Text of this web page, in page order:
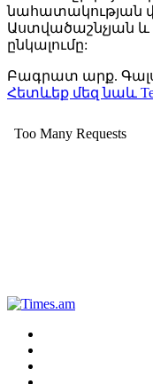
նահատակության
Աստվածաշնչյան և
ընկալումը:
Բագրատ արք.
Հետևեք մեզ նաև